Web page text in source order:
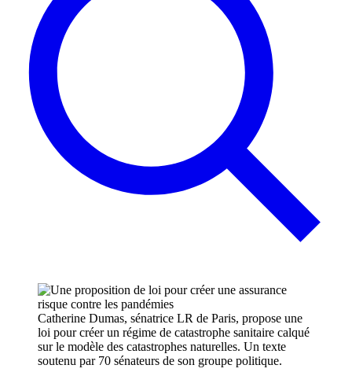
Catherine Dumas, sénatrice LR de Paris, propose une
loi pour créer un régime de catastrophe sanitaire calqué
sur le modèle des catastrophes naturelles. Un texte
soutenu par 70 sénateurs de son groupe politique.